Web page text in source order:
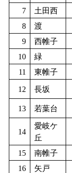
7
土田西
8
渡
9
西帷子
10
緑
11
東帷子
12 長坂
13 若葉台
14
愛岐ケ
丘
15 南帷子
16
矢戸